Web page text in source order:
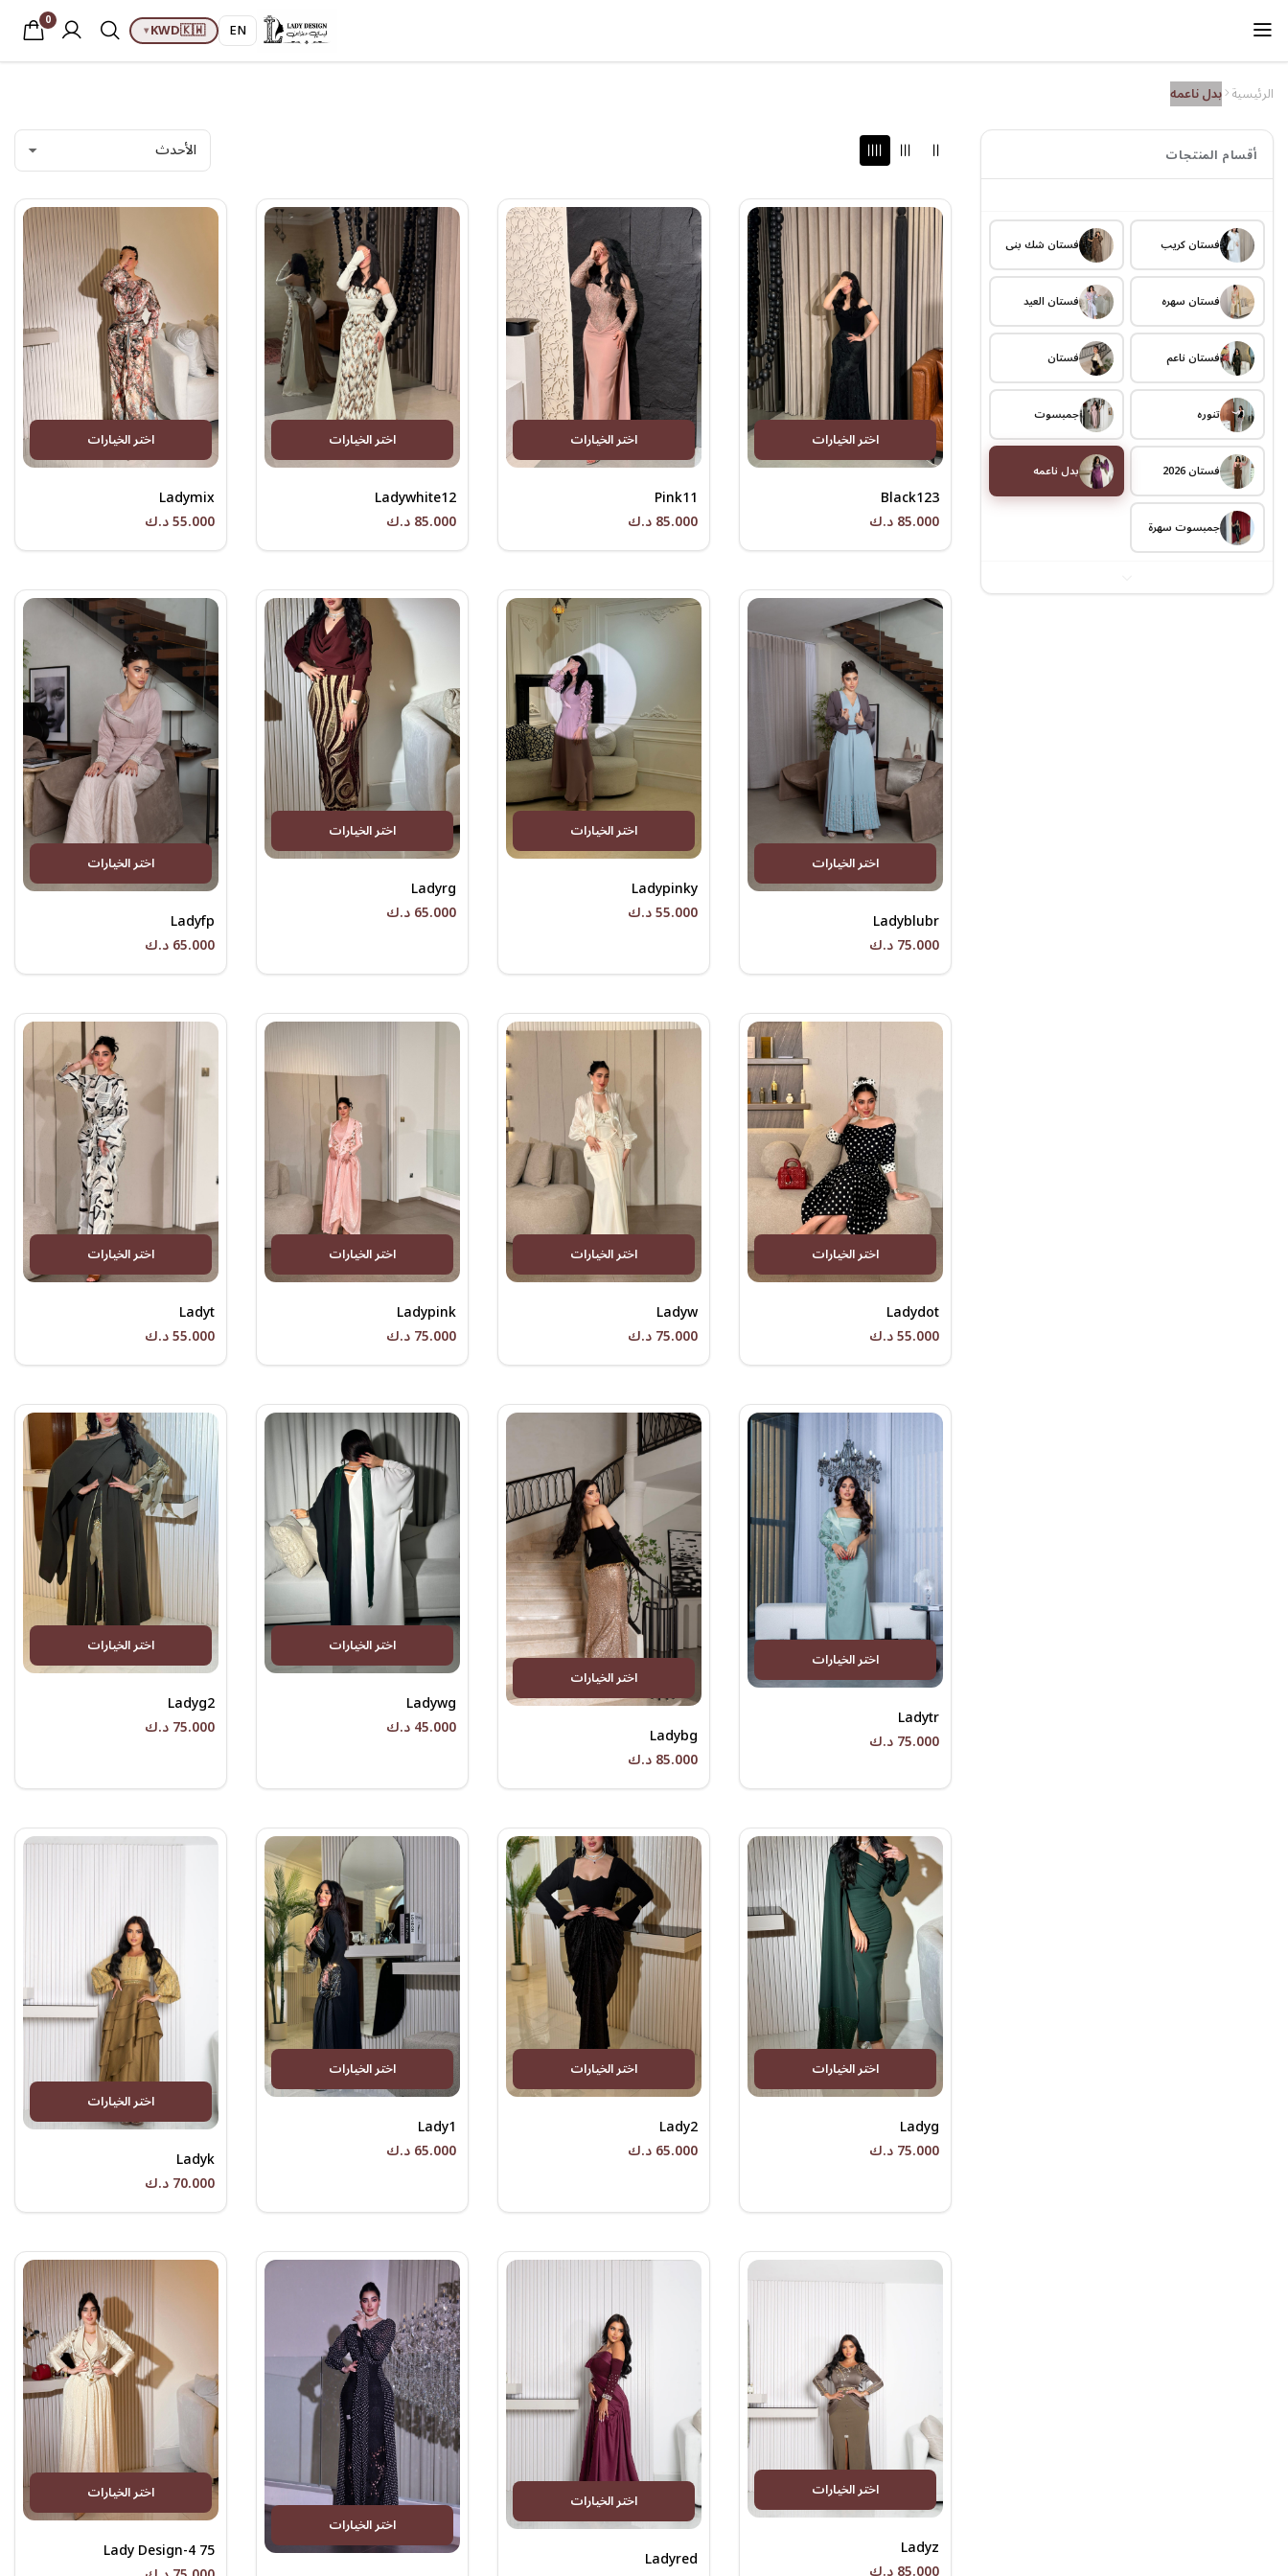
EN
🇰🇼
KWD
▾
0
الرئيسية بدل ناعمه
أقسام المنتجات
فستان كريب فستان شك بني
فستان سهره فستان العيد
فستان ناعم فستان
تنوره جمبسوت
فستان 2026 بدل ناعمه
جمبسوت سهرة
اختر الخيارات
Black123
85.000 د.ك
اختر الخيارات
Pink11
85.000 د.ك
اختر الخيارات
Ladywhite12
85.000 د.ك
اختر الخيارات
Ladymix
55.000 د.ك
اختر الخيارات
Ladyblubr
75.000 د.ك
اختر الخيارات
Ladypinky
55.000 د.ك
اختر الخيارات
Ladyrg
65.000 د.ك
اختر الخيارات
Ladyfp
65.000 د.ك
اختر الخيارات
Ladydot
55.000 د.ك
اختر الخيارات
Ladyw
75.000 د.ك
اختر الخيارات
Ladypink
75.000 د.ك
اختر الخيارات
Ladyt
55.000 د.ك
اختر الخيارات
Ladytr
75.000 د.ك
اختر الخيارات
Ladybg
85.000 د.ك
اختر الخيارات
Ladywg
45.000 د.ك
اختر الخيارات
Ladyg2
75.000 د.ك
اختر الخيارات
Ladyg
75.000 د.ك
اختر الخيارات
Lady2
65.000 د.ك
اختر الخيارات
Lady1
65.000 د.ك
اختر الخيارات
Ladyk
70.000 د.ك
اختر الخيارات
Ladyz
اختر الخيارات
Ladyred
اختر الخيارات
اختر الخيارات
Lady Design-4 75